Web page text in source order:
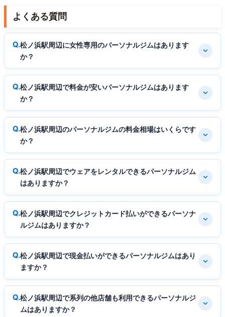
よくある質問
松ノ浜駅周辺に女性専用のパーソナルジムはあります
か？
松ノ浜駅周辺で料金が安いパーソナルジムはあります
か？
松ノ浜駅周辺のパーソナルジムの料金相場はいくらです
か？
松ノ浜駅周辺でウェアをレンタルできるパーソナルジム
はありますか？
松ノ浜駅周辺でクレジットカード払いができるパーソナ
ルジムはありますか？
松ノ浜駅周辺で現金払いができるパーソナルジムはあり
ますか？
松ノ浜駅周辺で系列の他店舗も利用できるパーソナルジ
ムはありますか？